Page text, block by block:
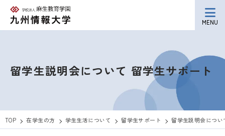
MENU
留学生説明会について 留学生サポート
TOP 在学生の方 学生生活について 留学生サポート 留学生説明会につい